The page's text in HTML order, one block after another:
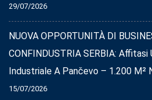
29/07/2026
NUOVA OPPORTUNITÀ DI
CONFINDUSTRIA SERBIA: Affitasi
Industriale A Pančevo – 1.200 M²
15/07/2026